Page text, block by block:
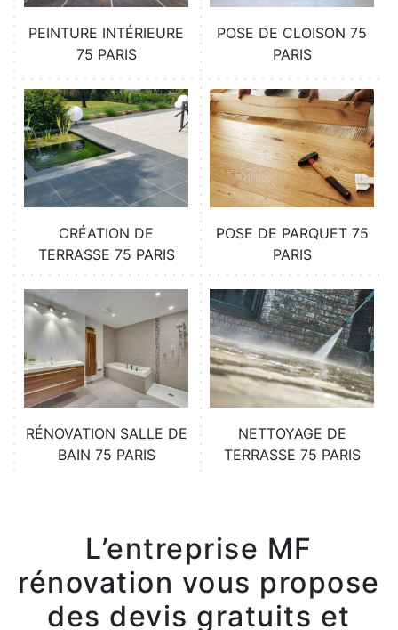
PEINTURE INTÉRIEURE
75 PARIS
POSE DE CLOISON 75
PARIS
CRÉATION DE
TERRASSE 75 PARIS
POSE DE PARQUET 75
PARIS
RÉNOVATION SALLE DE
BAIN 75 PARIS
NETTOYAGE DE
TERRASSE 75 PARIS
L’entreprise MF
rénovation vous propose
des devis gratuits et